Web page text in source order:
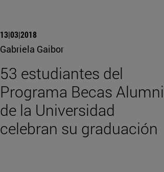
13|03|2018
Gabriela Gaibor
53 estudiantes del
Programa Becas Alumni
de la Universidad
celebran su graduación